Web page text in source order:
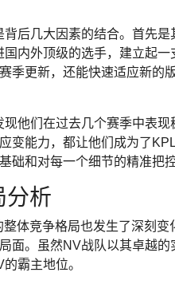
后几大因素的结合。首先
内外顶级的选手，建立起
季更新，还能快速适应新的
他们在过去几个赛季中表
变能力，都让他们成为了
础和对每一个细节的精准把控
分析
体竞争格局也发生了深刻
面。虽然NV战队以其卓越的
霸主地位。